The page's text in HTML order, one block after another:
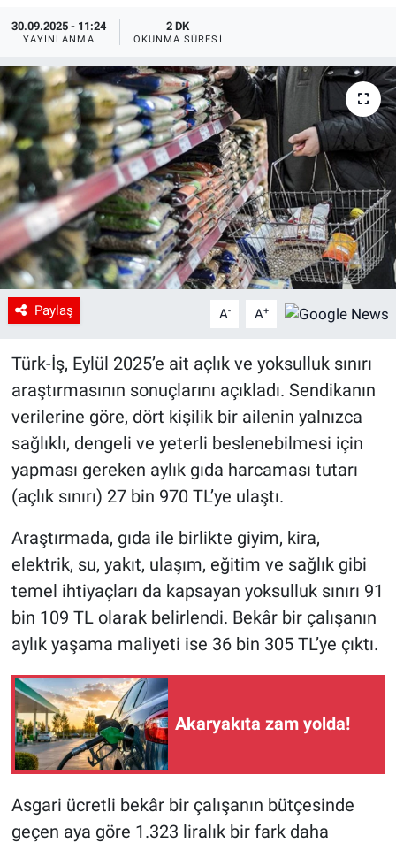
30.09.2025 - 11:24
YAYINLANMA
2 DK
OKUNMA SÜRESI
Paylaş A- A+
Türk-İş, Eylül 2025’e ait açlık ve yoksulluk sınırı
araştırmasının sonuçlarını açıkladı. Sendikanın
verilerine göre, dört kişilik bir ailenin yalnızca
sağlıklı, dengeli ve yeterli beslenebilmesi için
yapması gereken aylık gıda harcaması tutarı
(açlık sınırı) 27 bin 970 TL’ye ulaştı.
Araştırmada, gıda ile birlikte giyim, kira,
elektrik, su, yakıt, ulaşım, eğitim ve sağlık gibi
temel ihtiyaçları da kapsayan yoksulluk sınırı 91
bin 109 TL olarak belirlendi. Bekâr bir çalışanın
aylık yaşama maliyeti ise 36 bin 305 TL’ye çıktı.
Akaryakıta zam yolda!
Asgari ücretli bekâr bir çalışanın bütçesinde
geçen aya göre 1.323 liralık bir fark daha